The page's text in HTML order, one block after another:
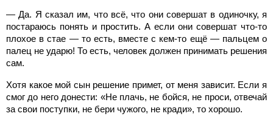
— Да. Я сказал им, что всё, что они совершат в одиночку, я
постараюсь понять и простить. А если они совершат что-то
плохое в стае — то есть, вместе с кем-то ещё — пальцем о
палец не ударю! То есть, человек должен принимать решения
сам.
Хотя какое мой сын решение примет, от меня зависит. Если я
смог до него донести: «Не плачь, не бойся, не проси, отвечай
за свои поступки, не бери чужого, не кради», то хорошо.